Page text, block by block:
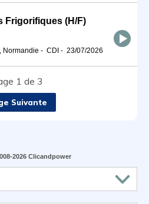
Frigorifiques (H/F)
Normandie - CDI - 23/07/2026
1 de 3
Suivante
2026 Clicandpower